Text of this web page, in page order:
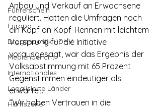
Führerschein
Europa
Drogenpolitik - DHV
Medienbericht
Internationales
Legalisierte Länder
Hanfszene
Anbau und Verkauf an Erwachsene
reguliert. Hatten die Umfragen noch
ein Kopf an Kopf-Rennen mit leichtem
Vorsprung für die Initiative
vorausgesagt, war das Ergebnis der
Volksabstimmung mit 65 Prozent
Gegenstimmen eindeutiger als
erwartet.
“Wir haben Vertrauen in die